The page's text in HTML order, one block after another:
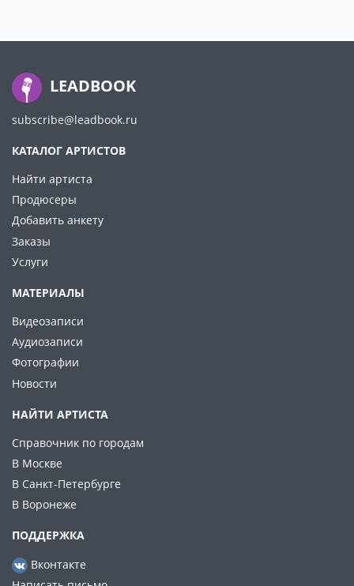
LEADBOOK
subscribe@leadbook.ru
КАТАЛОГ АРТИСТОВ
Найти артиста
Продюсеры
Добавить анкету
Заказы
Услуги
МАТЕРИАЛЫ
Видеозаписи
Аудиозаписи
Фотографии
Новости
НАЙТИ АРТИСТА
Справочник по городам
В Москве
В Санкт-Петербурге
В Воронеже
ПОДДЕРЖКА
Вконтакте